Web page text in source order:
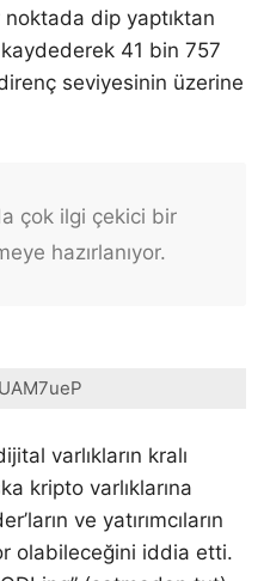
dip yaptıktan
41 bin 757
seviyesinin üzerine
çok ilgi çekici bir
hazırlanıyor.
varlıkların kralı
kripto varlıklarına
ve yatırımcıların
olabileceğini iddia etti.